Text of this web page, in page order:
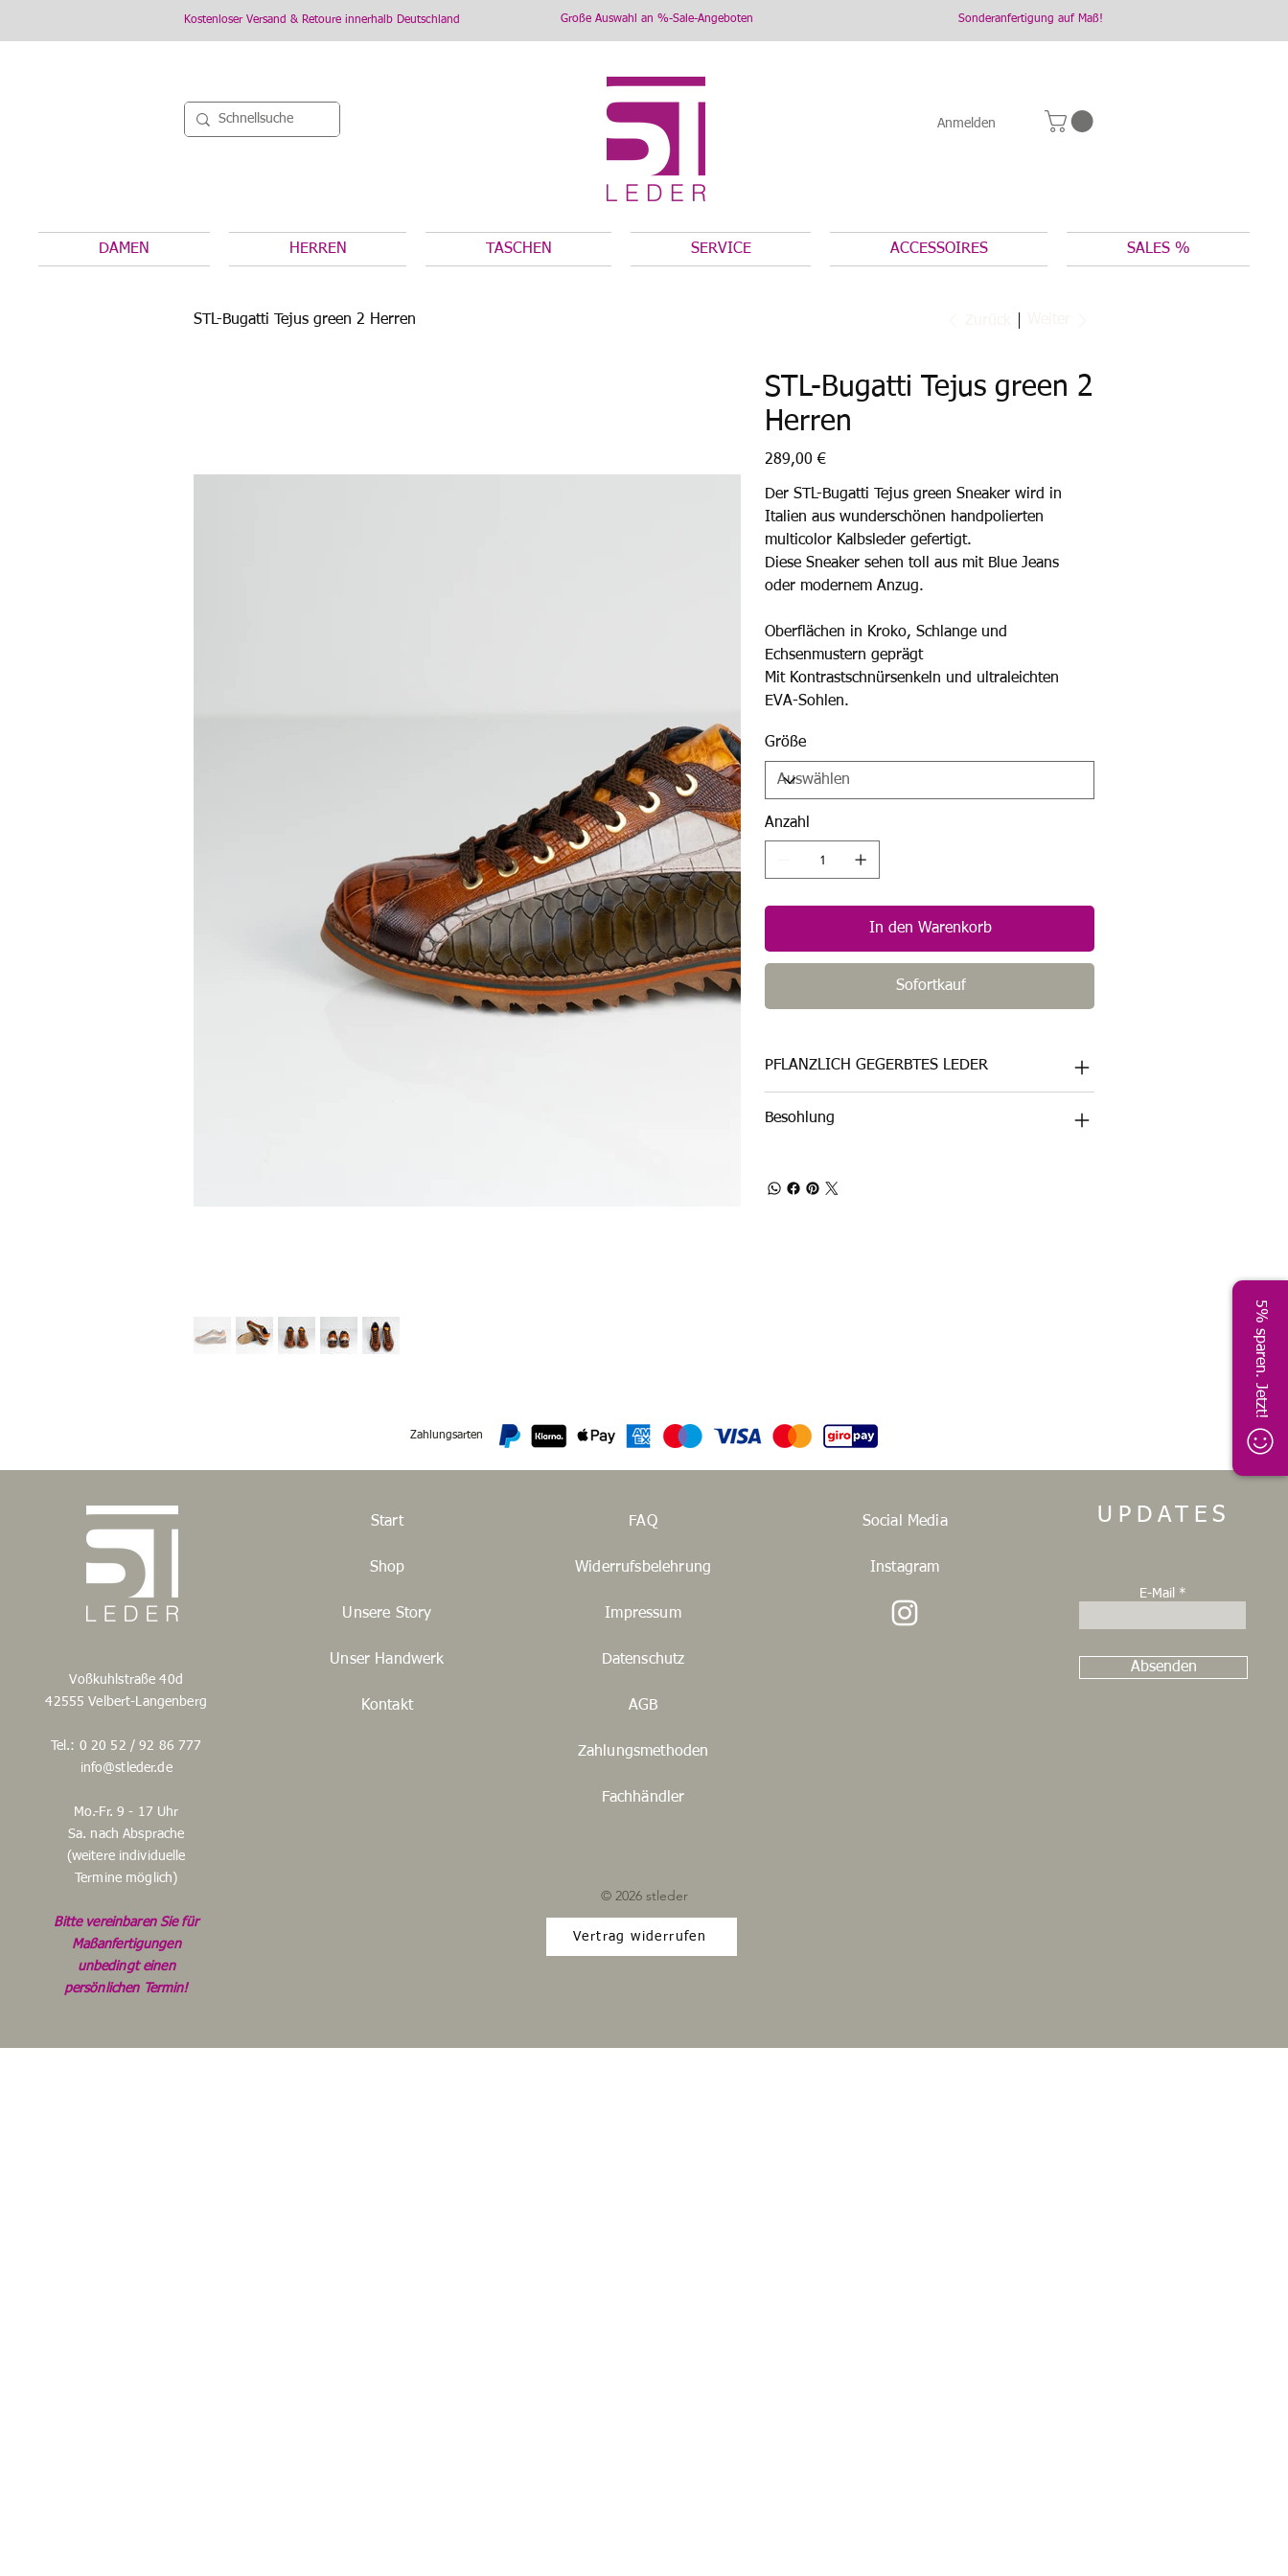
Kostenloser Versand & Retoure innerhalb Deutschland Große Auswahl an %-Sale-Angeboten Sonderanfertigung auf Maß!
Anmelden
DAMEN HERREN TASCHEN SERVICE ACCESSOIRES SALES %
5% sparen. Jetzt!
STL-Bugatti Tejus green 2 Herren
STL-Bugatti Tejus green 2
Herren
Preis
289,00 €
Der STL-Bugatti Tejus green Sneaker wird in
Italien aus wunderschönen handpolierten
multicolor Kalbsleder gefertigt.
Diese Sneaker sehen toll aus mit Blue Jeans
oder modernem Anzug.
Oberflächen in Kroko, Schlange und
Echsenmustern geprägt
Mit Kontrastschnürsenkeln und ultraleichten
EVA-Sohlen.
Größe
Anzahl
In den Warenkorb
Sofortkauf
PFLANZLICH GEGERBTES LEDER
Besohlung
Voßkuhlstraße 40d
42555 Velbert-Langenberg
Tel.: 0 20 52 / 92 86 777
info@stleder.de
Mo.-Fr. 9 - 17 Uhr
Sa. nach Absprache
(weitere individuelle
Termine möglich)
Bitte vereinbaren Sie für
Maßanfertigungen
unbedingt einen
persönlichen Termin!
Start
Shop
Unsere Story
Unser Handwerk
Kontakt
FAQ
Widerrufsbelehrung
Impressum
Datenschutz
AGB
Zahlungsmethoden
Fachhändler
Vertrag widerrufen
Social Media
Instagram
UPDATES
E-Mail
Absenden
Zahlungsarten
© 2026 stleder